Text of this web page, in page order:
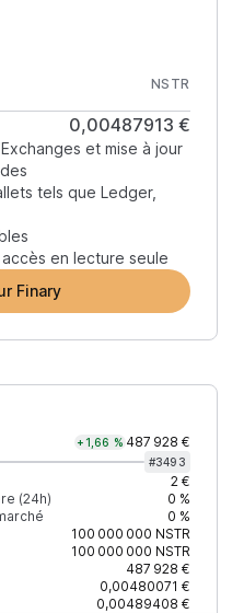
NSTR
0,00487913 €
et mise à jour
tels que Ledger,
en lecture seule
Finary
+1,66 % 487 928 €
#3493
2 €
(24h)
0 %
0 %
100 000 000 NSTR
100 000 000 NSTR
487 928 €
0,00480071 €
0,00489408 €